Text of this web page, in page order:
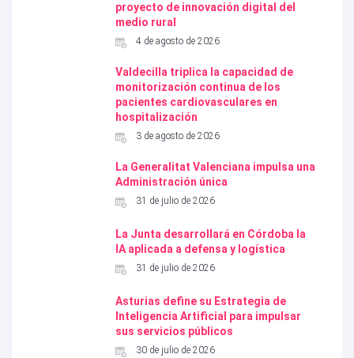
proyecto de innovación digital del
medio rural
4 de agosto de 2026
Valdecilla triplica la capacidad de
monitorización continua de los
pacientes cardiovasculares en
hospitalización
3 de agosto de 2026
La Generalitat Valenciana impulsa una
Administración única
31 de julio de 2026
La Junta desarrollará en Córdoba la
IA aplicada a defensa y logística
31 de julio de 2026
Asturias define su Estrategia de
Inteligencia Artificial para impulsar
sus servicios públicos
30 de julio de 2026